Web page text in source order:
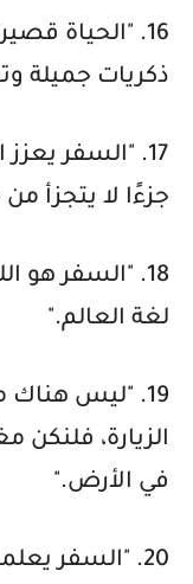
16. "الحياة
ذكريات جميلة
17. "السفر
جزءًا لا يتجزأ من
18. "السفر هو
لغة العالم."
19. "ليس
الزيارة،
في الأرض."
20. "السفر